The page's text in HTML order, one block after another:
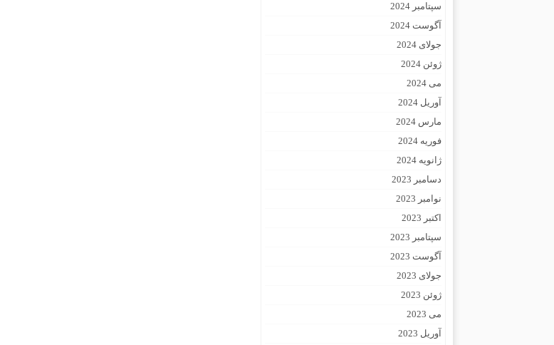
سپتامبر 2024
آگوست 2024
جولای 2024
ژوئن 2024
می 2024
آوریل 2024
مارس 2024
فوریه 2024
ژانویه 2024
دسامبر 2023
نوامبر 2023
اکتبر 2023
سپتامبر 2023
آگوست 2023
جولای 2023
ژوئن 2023
می 2023
آوریل 2023